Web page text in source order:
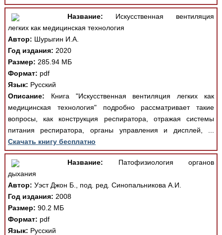
Название: Искусственная вентиляция
легких как медицинская технология
Автор: Шурыгин И.А.
Год издания: 2020
Размер: 285.94 МБ
Формат: pdf
Язык: Русский
Описание: Книга "Искусственная вентиляция легких как
медицинская технология" подробно рассматривает такие
вопросы, как конструкция респиратора, отражая системы
питания респиратора, органы управления и дисплей, ...
Скачать книгу бесплатно
Название: Патофизиология органов
дыхания
Автор: Уэст Джон Б., под. ред. Синопальникова А.И.
Год издания: 2008
Размер: 90.2 МБ
Формат: pdf
Язык: Русский